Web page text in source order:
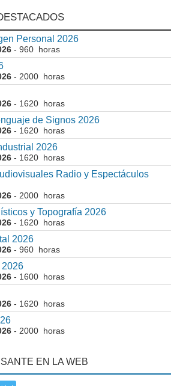
Personal 2026
- 960 horas
- 2000 horas
- 1620 horas
de Signos 2026
- 1620 horas
2026
- 1620 horas
Radio y Espectáculos
- 2000 horas
y Topografía 2026
- 1620 horas
2026
- 960 horas
2026
- 1600 horas
- 1620 horas
- 2000 horas
EN LA WEB